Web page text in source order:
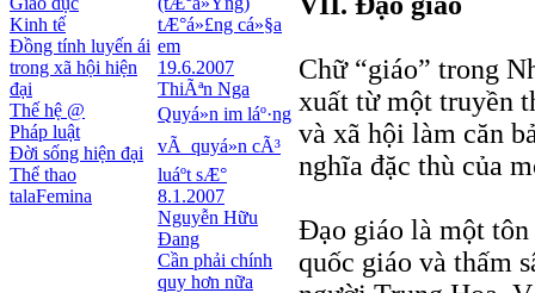
Kinh tế
Đồng tính luyến ái
trong xã hội hiện
đại
Thế hệ @
Pháp luật
Đời sống hiện đại
Thể thao
talaFemina
tÆ°á»£ng cá»§a
em
19.6.2007
ThiÃªn Nga
Quyá»n im láº·ng
vÃ quyá»n cÃ³
luáº­t sÆ°
8.1.2007
Nguyễn Hữu
Đang
Cần phải chính
quy hơn nữa
Chữ “giáo” trong
xuất từ một truyền
và xã hội làm căn
nghĩa đặc thù của
Ðạo giáo là một
quốc giáo và thấm